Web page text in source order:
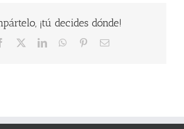
¡tú decides dónde!
Facebook LinkedInWhatsApp
PinterestCorreo